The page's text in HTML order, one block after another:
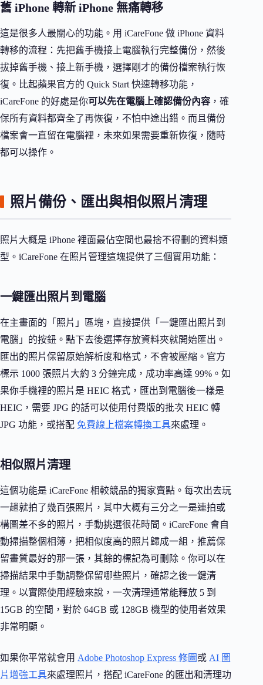
舊 iPhone 轉新 iPhone 無痛轉移
這是很多人最關心的功能。用 iCareFone 做 iPhone 資料
轉移的流程：先把舊手機接上電腦執行完整備份，然後
拔掉舊手機、接上新手機，選擇剛才的備份檔案執行恢
復。比起蘋果官方的 Quick Start 快速轉移功能，
iCareFone 的好處是你可以先在電腦上確認備份內容 ，確
保所有資料都齊全了再恢復，不怕中途出錯。而且備份
檔案會一直留在電腦裡，未來如果需要重新恢復，隨時
都可以操作。
照片備份、匯出與相似照片清理
照片大概是 iPhone 裡面最佔空間也最捨不得刪的資料類
型。iCareFone 在照片管理這塊提供了三個實用功能：
一鍵匯出照片到電腦
在主畫面的「照片」區塊，直接提供「一鍵匯出照片到
電腦」的按鈕。點下去後選擇存放資料夾就開始匯出。
匯出的照片保留原始解析度和格式，不會被壓縮。官方
標示 1000 張照片大約 3 分鐘完成，成功率高達 99%。如
果你手機裡的照片是 HEIC 格式，匯出到電腦後一樣是
HEIC，需要 JPG 的話可以使用付費版的批次 HEIC 轉
JPG 功能，或搭配 免費線上檔案轉換工具來處理。
相似照片清理
這個功能是 iCareFone 相較競品的獨家賣點。每次出去玩
一趟就拍了幾百張照片，其中大概有三分之一是連拍或
構圖差不多的照片，手動挑選很花時間。iCareFone 會自
動掃描整個相簿，把相似度高的照片歸成一組，推薦保
留畫質最好的那一張，其餘的標記為可刪除。你可以在
掃描結果中手動調整保留哪些照片，確認之後一鍵清
理。以實際使用經驗來說，一次清理通常能釋放 5 到
15GB 的空間，對於 64GB 或 128GB 機型的使用者效果
非常明顯。
如果你平常就會用 Adobe Photoshop Express 修圖 或 AI 圖
片增強工具來處理照片，搭配 iCareFone 的匯出和清理功